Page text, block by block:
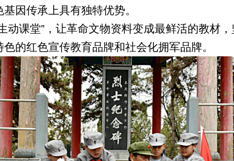
因传承上具有独特优势。
动课堂”，让革命文物资料变成最鲜活的教材
的红色宣传教育品牌和社会化拥军品牌。